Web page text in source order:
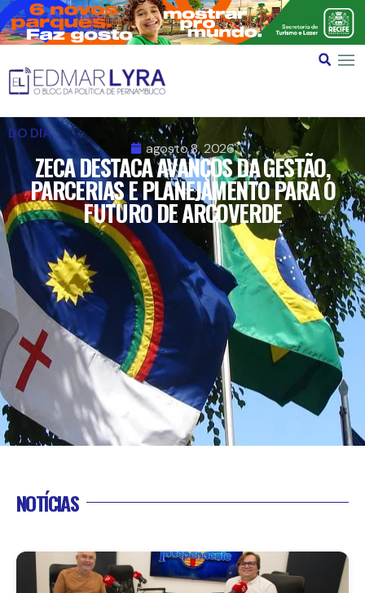
DO DIA
agosto 8, 2026
ZECA DESTACA AVANÇOS DA GESTÃO,
PARCERIAS E PLANEJAMENTO PARA O
FUTURO DE ARCOVERDE
NOTÍCIAS